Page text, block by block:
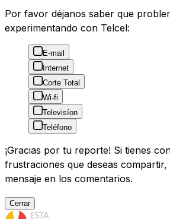
Por favor déjanos saber que
experimentando con Telcel:
E-mail
Internet
Corte Total
Wi-fi
Televisíon
Teléfono
¡Gracias por tu reporte! Si tienes
frustraciones que deseas
mensaje en los comentarios.
Cerrar